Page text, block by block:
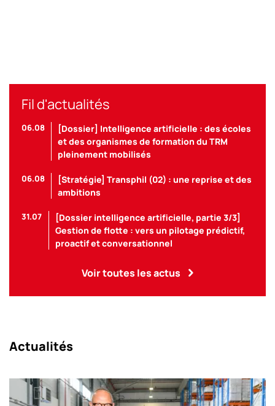
Fil d'actualités
06.08
[Dossier] Intelligence artificielle : des écoles
et des organismes de formation du TRM
pleinement mobilisés
06.08
[Stratégie] Transphil (02) : une reprise et des
ambitions
31.07
[Dossier intelligence artificielle, partie 3/3]
Gestion de flotte : vers un pilotage prédictif,
proactif et conversationnel
Voir toutes les actus
Actualités